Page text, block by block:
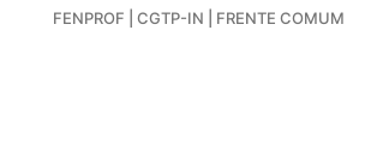
FENPROF CGTP-IN FRENTE COMUM